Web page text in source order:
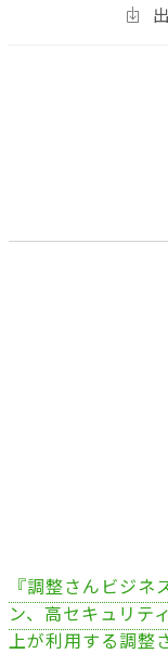
『調整さんビジ
ン、高セキュリテ
上が利用する調整